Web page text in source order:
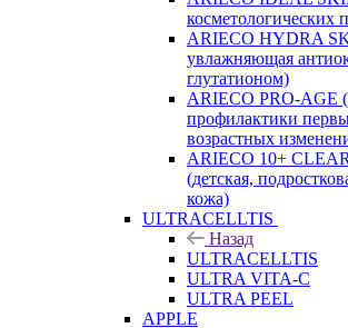
косметологических
ARIECO HYDRA
увлажняющая
глутатионом)
ARIECO PRO-AGE
профилактики
возрастных
ARIECO 10+
(детская,
кожа)
ULTRACELLTIS
Назад
ULTRACELLTIS
ULTRA VITA-C
ULTRA PEEL
APPLE